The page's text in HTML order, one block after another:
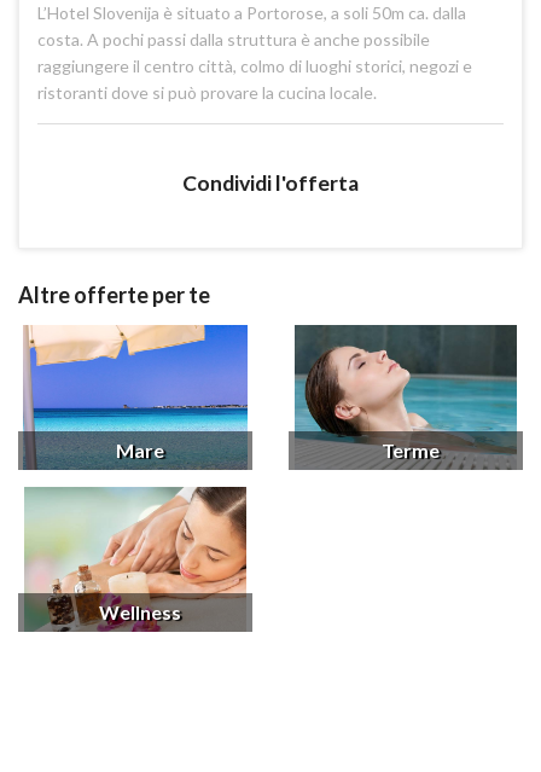
L’Hotel Slovenija è situato a Portorose, a soli 50m ca. dalla
costa. A pochi passi dalla struttura è anche possibile
raggiungere il centro città, colmo di luoghi storici, negozi e
ristoranti dove si può provare la cucina locale.
Condividi l'offerta
Altre offerte per te
Mare Terme
Wellness